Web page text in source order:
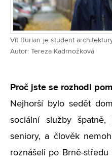
Vít Burian je student
Autor: Tereza Kadrnožková
Proč jste se rozhodl
Nejhorší bylo sedět
sociální služby
seniory, a člověk
roznášeli po Brně-